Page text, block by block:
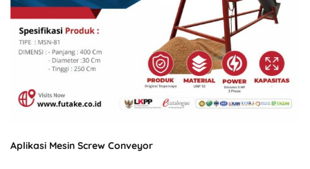
Aplikasi Mesin Screw Conveyor